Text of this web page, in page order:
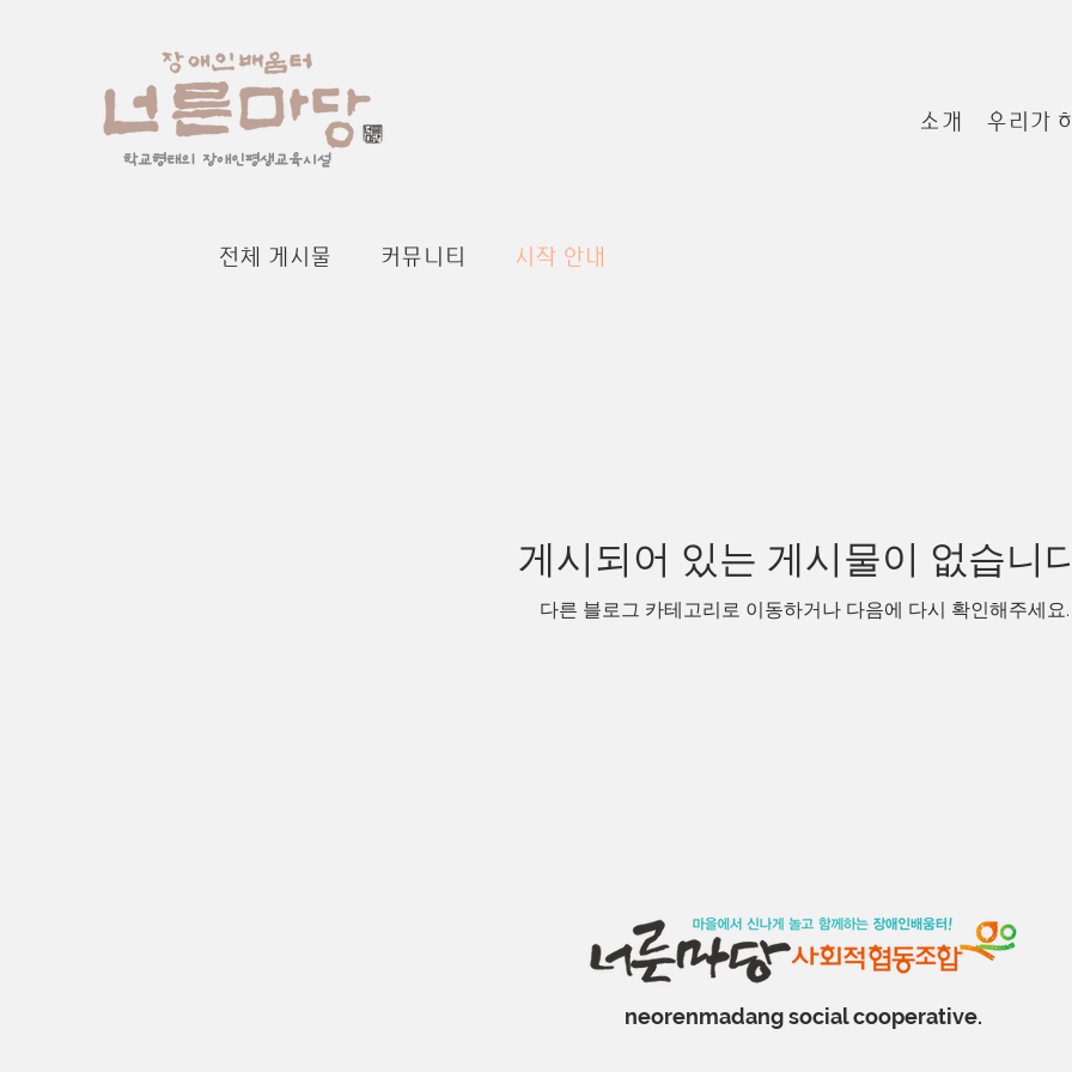
소개 우리가
학교형태의 장애인평생교육시설
전체 게시물 커뮤니티 시작 안내
게시되어 있는 게시물이 없습니
다른 블로그 카테고리로 이동하거나 다음에 다시 확인해주세요.
neorenmadang social cooperative.